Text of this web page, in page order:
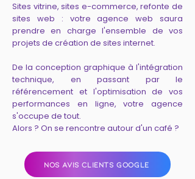
Sites vitrine, sites e-commerce, refonte de
sites web : votre agence web saura
prendre en charge l'ensemble de vos
projets de création de sites internet.
De la conception graphique à l'intégration
technique, en passant par le
référencement et l'optimisation de vos
performances en ligne, votre agence
s'occupe de tout.
Alors ? On se rencontre autour d'un café ?
NOS AVIS CLIENTS GOOGLE